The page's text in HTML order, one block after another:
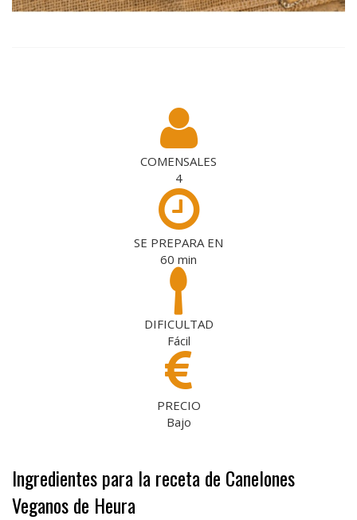
COMENSALES
4
SE PREPARA EN
60 min
DIFICULTAD
Fácil
PRECIO
Bajo
Ingredientes para la receta de Canelones
Veganos de Heura